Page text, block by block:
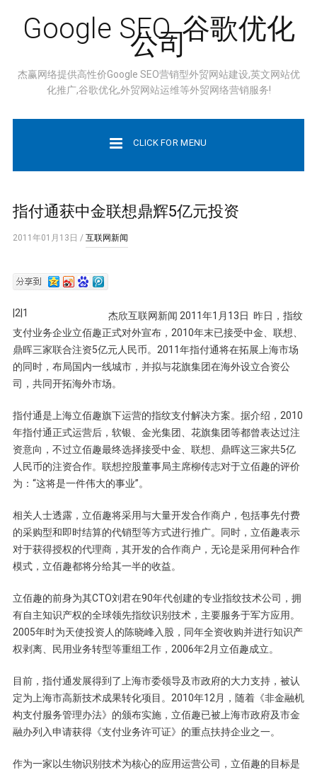
Google SEO, 谷歌优化
公司
杰赢网络提供高性价Google SEO营销型外贸网站建设,英文网站优
化推广,谷歌优化,外贸网站运维等外贸网络营销服务!
CLICK FOR MENU
指付通获中金联想鼎辉5亿元投资
2011年01月13日 / 互联网新闻
|2|1
杰欣互联网新闻 2011年1月13日 昨日，指纹
支付业务企业立佰趣正式对外宣布，2010年末已接受中金、联想、
鼎晖三家联合注资5亿元人民币。2011年指付通将在拓展上海市场
的同时，布局国内一线城市，并拟与花旗集团在海外设立合资公
司，共同开拓海外市场。
指付通是上海立佰趣旗下运营的指纹支付解决方案。据介绍，2010
年指付通正式运营后，软银、金光集团、花旗集团等都曾表达过注
资意向，不过立佰趣最终选择接受中金、联想、鼎晖这三家共5亿
人民币的注资合作。联想控股董事局主席柳传志对于立佰趣的评价
为：“这将是一件伟大的事业”。
相关人士透露，立佰趣将采用与大量开发合作商户，包括事先付费
的采购型和即时结算的代销型等方式进行推广。同时，立佰趣表示
对于获得授权的代理商，其开发的合作商户，无论是采用何种合作
模式，立佰趣都将分给其一半的收益。
立佰趣的前身为其CTO刘君在90年代创建的专业指纹技术公司，拥
有自主知识产权的全球领先指纹识别技术，主要服务于军方应用。
2005年时为天使投资人的陈晓峰入股，同年全资收购并进行知识产
权剥离、民用业务转型等重组工作，2006年2月立佰趣成立。
目前，指付通发展得到了上海市委领导及市政府的大力支持，被认
定为上海市高新技术成果转化项目。2010年12月，随着《非金融机
构支付服务管理办法》的颁布实施，立佰趣已被上海市政府及市金
融办列入申请获得《支付业务许可证》的重点扶持企业之一。
作为一家以生物识别技术为核心的应用运营公司，立佰趣的目标是